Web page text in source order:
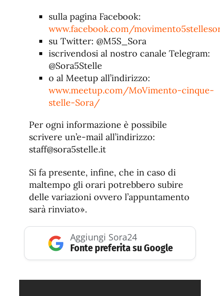
sulla pagina Facebook:
www.facebook.com/
su Twitter: @M5S_Sora
iscrivendosi al nostro canale Telegram:
@Sora5Stelle
o al Meetup all’indirizzo:
www.meetup.com/MoVimento-cinque-
stelle-Sora/
Per ogni informazione è possibile
scrivere un’e-mail all’indirizzo:
staff@sora5stelle.it
Si fa presente, infine, che in caso di
maltempo gli orari potrebbero subire
delle variazioni ovvero l’appuntamento
sarà rinviato».
Aggiungi Sora24
Fonte preferita su Google